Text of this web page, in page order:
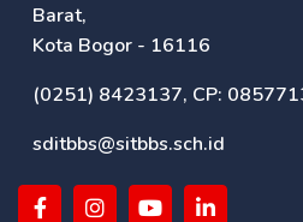
Barat,
Kota Bogor - 16116
(0251) 8423137, CP:
sditbbs@sitbbs.sch.id